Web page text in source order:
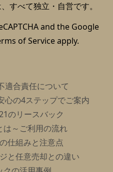
すべて独立・自営です。
and the Google
of Serviceapply.
適合責任について
心の4ステップでご案内
のリースバック
は～ご利用の流れ
仕組みと注意点
と任意売却との違い